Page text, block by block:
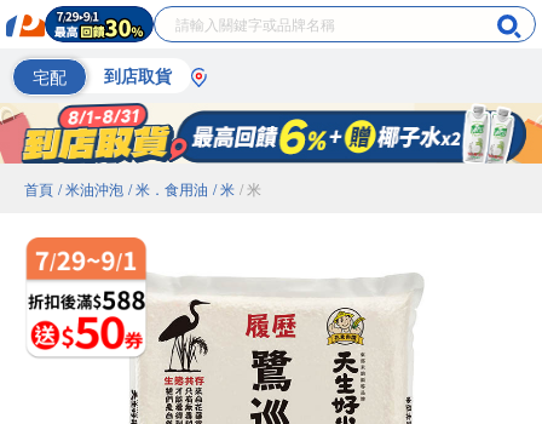
宅配 到店取貨
首頁 / 米油沖泡 / 米．食用油 / 米 / 米